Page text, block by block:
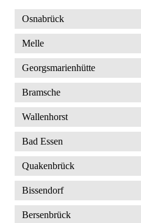
Osnabrück
Melle
Georgsmarienhütte
Bramsche
Wallenhorst
Bad Essen
Quakenbrück
Bissendorf
Bersenbrück